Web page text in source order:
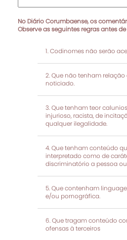
No Diário Corumbaense, os
Observe as seguintes regras antes
Codinomes não serão
Que não tenham
noticiado.
Que tenham teor
injurioso, racista, de
qualquer ilegalidade.
Que tenham conteúdo
interpretado como de
discriminatório a pessoa
Que contenham
e/ou pornográfica.
Que tragam conteúdo
ofensas à terceiros